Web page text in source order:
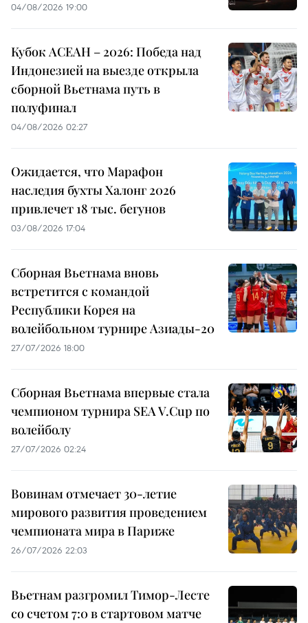
04/08/2026 19:00
Кубок АСЕАН – 2026: Победа над
Индонезией на выезде открыла
сборной Вьетнама путь в
полуфинал
04/08/2026 02:27
Ожидается, что Марафон
наследия бухты Халонг 2026
привлечет 18 тыс. бегунов
03/08/2026 17:04
Сборная Вьетнама вновь
встретится с командой
Республики Корея на
волейбольном турнире Азиады-20
27/07/2026 18:00
Сборная Вьетнама впервые стала
чемпионом турнира SEA V.Cup по
волейболу
27/07/2026 02:24
Вовинам отмечает 30-летие
мирового развития проведением
чемпионата мира в Париже
26/07/2026 22:03
Вьетнам разгромил Тимор-Лесте
со счетом 7:0 в стартовом матче